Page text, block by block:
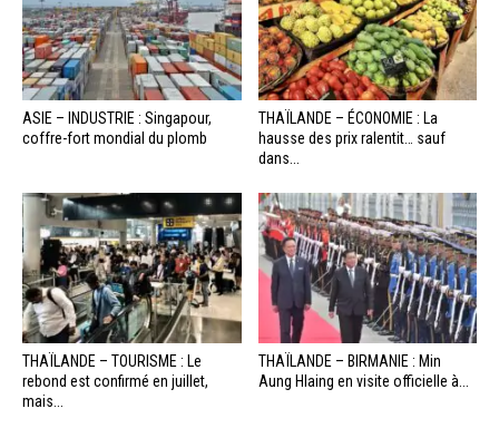
ASIE – INDUSTRIE : Singapour,
coffre-fort mondial du plomb
THAÏLANDE – ÉCONOMIE : La
hausse des prix ralentit… sauf
dans...
THAÏLANDE – TOURISME : Le
rebond est confirmé en juillet,
mais...
THAÏLANDE – BIRMANIE : Min
Aung Hlaing en visite officielle à...